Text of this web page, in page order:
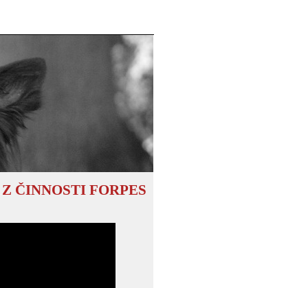
ČINNOSTI FORPES